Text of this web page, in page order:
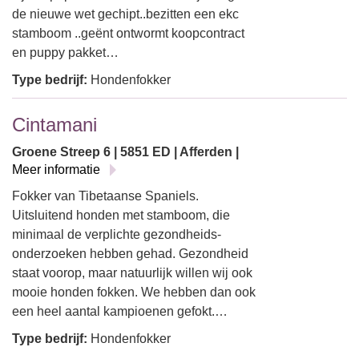
de nieuwe wet gechipt..bezitten een ekc
stamboom ..geënt ontwormt koopcontract
en puppy pakket…
Type bedrijf: Hondenfokker
Cintamani
Groene Streep 6 | 5851 ED | Afferden |
Meer informatie
Fokker van Tibetaanse Spaniels.
Uitsluitend honden met stamboom, die
minimaal de verplichte gezondheids-
onderzoeken hebben gehad. Gezondheid
staat voorop, maar natuurlijk willen wij ook
mooie honden fokken. We hebben dan ook
een heel aantal kampioenen gefokt.…
Type bedrijf: Hondenfokker